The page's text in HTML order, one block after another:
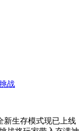
战
新生存模式现已上线